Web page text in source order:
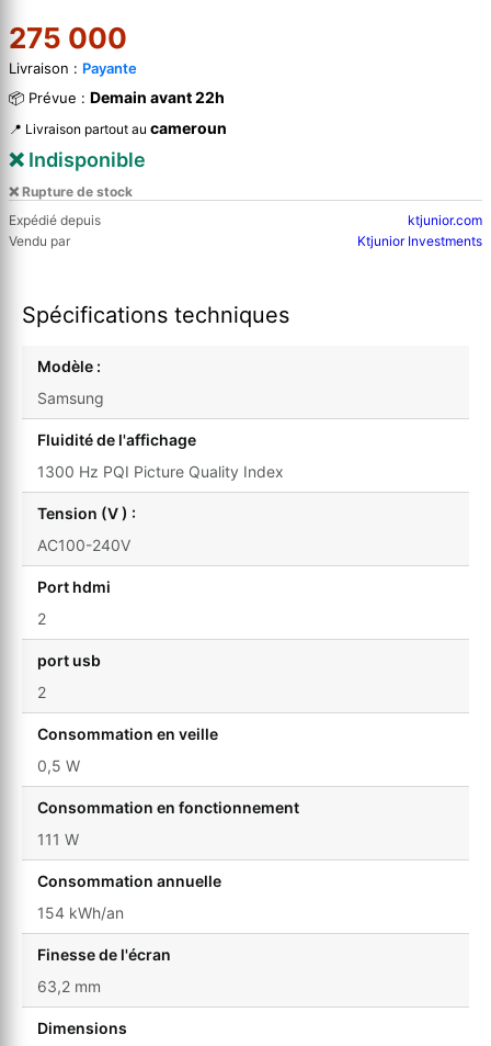
275 000
Livraison : Payante
📦 Prévue : Demain avant 22h
📍 Livraison partout au cameroun
❌ Indisponible
❌ Rupture de stock
Expédié depuis
ktjunior.com
Vendu par
Ktjunior Investments
Spécifications techniques
Modèle :
Samsung
Fluidité de l'affichage
1300 Hz PQI Picture Quality Index
Tension (V ) :
AC100-240V
Port hdmi
2
port usb
2
Consommation en veille
0,5 W
Consommation en fonctionnement
111 W
Consommation annuelle
154 kWh/an
Finesse de l'écran
63,2 mm
Dimensions